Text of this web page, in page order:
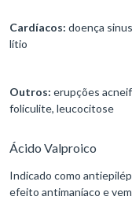
Cardíacos: doença
lítio
Outros: erupções
foliculite, leucocitose
Ácido Valproico
Indicado como
efeito antimaníaco e